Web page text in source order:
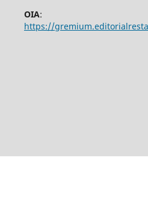
OIA:
https://